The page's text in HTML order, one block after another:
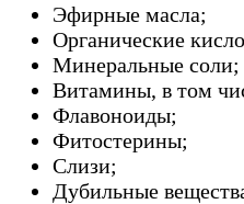
Эфирные масла;
Органические
Минеральные соли;
Витамины, в том
Флавоноиды;
Фитостерины;
Слизи;
Дубильные